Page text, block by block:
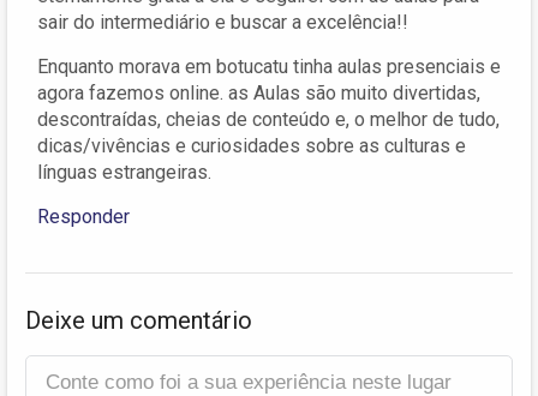
sair do intermediário e buscar a excelência!!
Enquanto morava em botucatu tinha aulas presenciais e
agora fazemos online. as Aulas são muito divertidas,
descontraídas, cheias de conteúdo e, o melhor de tudo,
dicas/vivências e curiosidades sobre as culturas e
línguas estrangeiras.
Responder
Deixe um comentário